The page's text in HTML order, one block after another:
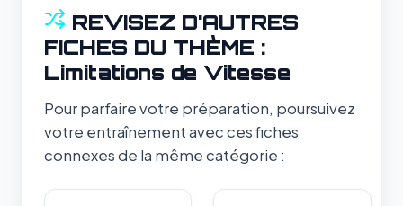
REVISEZ D'AUTRES
FICHES DU THÈME :
Limitations de Vitesse
Pour parfaire votre préparation, poursuivez
votre entraînement avec ces fiches
connexes de la même catégorie :